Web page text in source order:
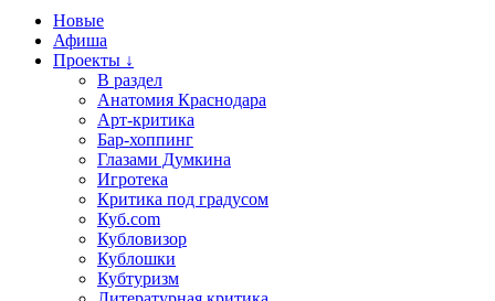
Новые
Афиша
Проекты ↓
В раздел
Анатомия Краснодара
Арт-критика
Бар-хоппинг
Глазами Думкина
Игротека
Критика под градусом
Куб.com
Кубловизор
Кублошки
Кубтуризм